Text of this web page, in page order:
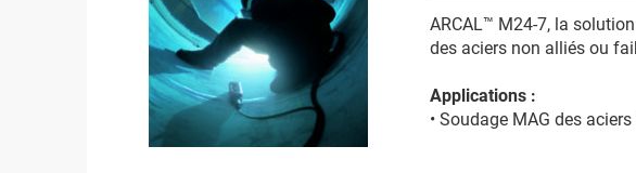
ARCAL™ M24-7, la
des aciers non alliés ou
Applications :
• Soudage MAG des